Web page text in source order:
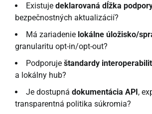
Existuje deklarovaná dĺžka
bezpečnostných aktualizácií?
Má zariadenie lokálne úložisko/
granularitu opt-in/opt-out?
Podporuje štandardy
a lokálny hub?
Je dostupná dokumentácia API,
transparentná politika súkromia?